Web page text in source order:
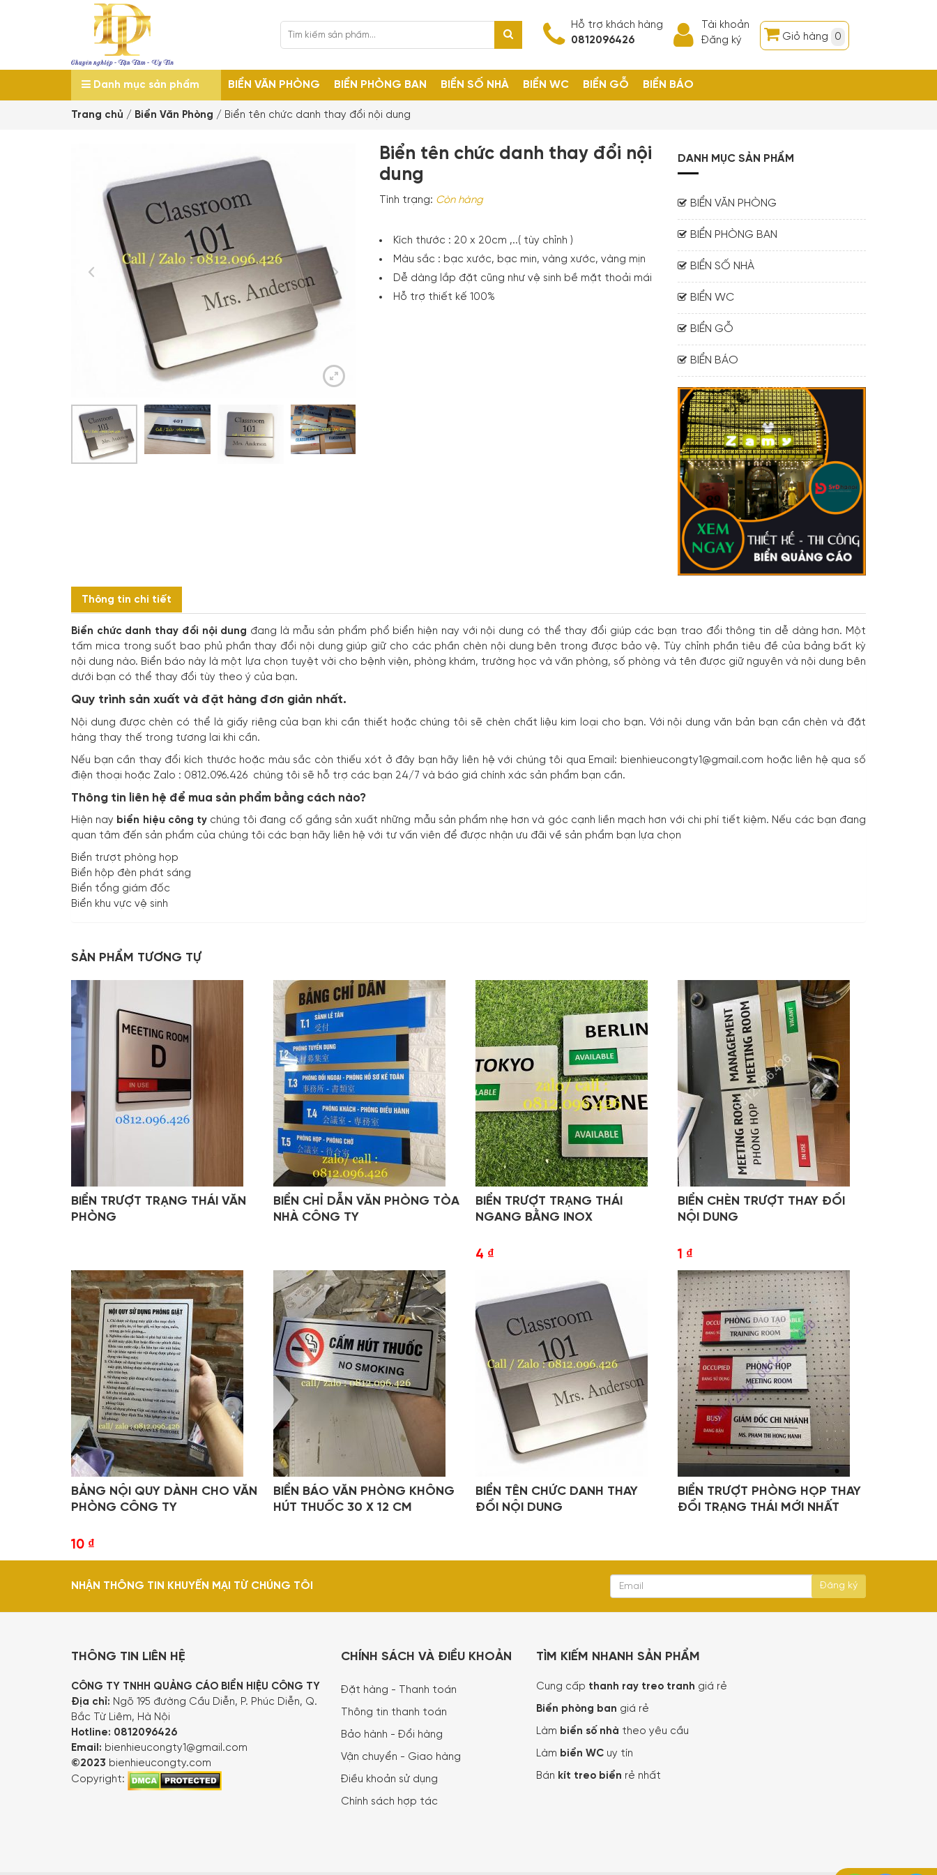
Hỗ trợ khách hàng
0812096426
Tài khoản
Đăng ký
Giỏ hàng 0
Danh mục sản phẩm BIỂN VĂN PHÒNG BIỂN PHÒNG BAN BIỂN SỐ NHÀ BIỂN WC BIỂN GỖ BIỂN BÁO
Trang chủ / Biển Văn Phòng / Biển tên chức danh thay đổi nội dung
Biển tên chức danh thay đổi nội
dung
Tình trạng: Còn hàng
Kích thước : 20 x 20cm ,..( tùy chỉnh )
Màu sắc : bạc xước, bạc min, vàng xước, vàng mịn
Dễ dàng lắp đặt cũng như vệ sinh bề mặt thoải mái
Hỗ trợ thiết kế 100%
DANH MỤC SẢN PHẨM
BIỂN VĂN PHÒNG
BIỂN PHÒNG BAN
BIỂN SỐ NHÀ
BIỂN WC
BIỂN GỖ
BIỂN BÁO
Thông tin chi tiết
Biển chức danh thay đổi nội dung đang là mẫu sản phẩm phổ biển hiện nay với nội dung có thể thay đổi giúp các bạn trao đổi thông tin dễ dàng hơn. Một
tấm mica trong suốt bao phủ phần thay đổi nội dung giúp giữ cho các phần chèn nội dung bên trong được bảo vệ. Tùy chỉnh phần tiêu đề của bảng bất kỳ
nội dung nào. Biển báo này là một lựa chọn tuyệt vời cho bệnh viện, phòng khám, trường học và văn phòng, số phòng và tên được giữ nguyên và nội dung bên
dưới bạn có thể thay đổi tùy theo ý của bạn.
Quy trình sản xuất và đặt hàng đơn giản nhất.
Nội dung được chèn có thể là giấy riêng của bạn khi cần thiết hoặc chúng tôi sẽ chèn chất liệu kim loại cho bạn. Với nội dung văn bản bạn cần chèn và đặt
hàng thay thế trong tương lai khi cần.
Nếu bạn cần thay đổi kích thước hoặc màu sắc còn thiếu xót ở đây bạn hãy liên hệ với chúng tôi qua Email: bienhieucongty1@gmail.com hoặc liên hệ qua số
điện thoại hoặc Zalo : 0812.096.426 chúng tôi sẽ hỗ trợ các bạn 24/7 và báo giá chính xác sản phẩm bạn cần.
Thông tin liên hệ để mua sản phẩm bằng cách nào?
Hiện nay biển hiệu công tychúng tôi đang cố gắng sản xuất những mẫu sản phẩm nhẹ hơn và góc cạnh liền mạch hơn với chi phí tiết kiệm. Nếu các bạn đang
quan tâm đến sản phẩm của chúng tôi các bạn hãy liên hệ với tư vấn viên để được nhận ưu đãi về sản phẩm bạn lựa chọn
Biển trượt phòng họp
Biển hộp đèn phát sáng
Biển tổng giám đốc
Biển khu vực vệ sinh
SẢN PHẨM TƯƠNG TỰ
BIỂN TRƯỢT TRẠNG THÁI VĂN
PHÒNG
BIỂN CHỈ DẪN VĂN PHÒNG TÒA
NHÀ CÔNG TY
BIỂN TRƯỢT TRẠNG THÁI
NGANG BẰNG INOX
4 ₫
BIỂN CHÈN TRƯỢT THAY ĐỔI
NỘI DUNG
1 ₫
BẢNG NỘI QUY DÀNH CHO VĂN
PHÒNG CÔNG TY
10 ₫
BIỂN BÁO VĂN PHÒNG KHÔNG
HÚT THUỐC 30 X 12 CM
BIỂN TÊN CHỨC DANH THAY
ĐỔI NỘI DUNG
BIỂN TRƯỢT PHÒNG HỌP THAY
ĐỔI TRẠNG THÁI MỚI NHẤT
NHẬN THÔNG TIN KHUYẾN MẠI TỪ CHÚNG TÔI
THÔNG TIN LIÊN HỆ
CÔNG TY TNHH QUẢNG CÁO BIỂN HIỆU CÔNG TY
Địa chỉ: Ngõ 195 đường Cầu Diễn, P. Phúc Diễn, Q.
Bắc Từ Liêm, Hà Nội
Hotline: 0812096426
Email: bienhieucongty1@gmail.com
©2023 bienhieucongty.com
Copyright:
CHÍNH SÁCH VÀ ĐIỀU KHOẢN
Đặt hàng - Thanh toán
Thông tin thanh toán
Bảo hành - Đổi hàng
Vận chuyển - Giao hàng
Điều khoản sử dụng
Chính sách hợp tác
TÌM KIẾM NHANH SẢN PHẨM
Cung cấp thanh ray treo tranh giá rẻ
Biển phòng ban giá rẻ
Làm biển số nhà theo yêu cầu
Làm biển WC uy tín
Bán kít treo biển rẻ nhất